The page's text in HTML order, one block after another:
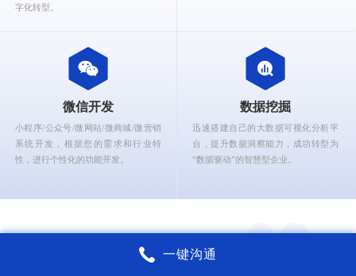
字化转型。
微信开发
小程序/公众号/微网站/微商城/微营销
系统开发，根据您的需求和行业特
性，进行个性化的功能开发。
数据挖掘
迅速搭建自己的大数据可视化分析平
台，提升数据洞察能力，成功转型为
“数据驱动”的智慧型企业。
锐智互动核心能力
一键沟通